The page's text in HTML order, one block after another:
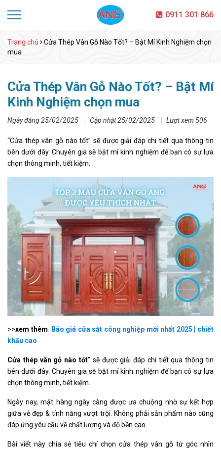
0911 301 866
Trang chủ
Cửa Thép Vân Gỗ Nào Tốt? – Bật Mí Kinh Nghiệm chọn
mua
Cửa Thép Vân Gỗ Nào Tốt? – Bật Mí
Kinh Nghiệm chọn mua
Ngày đăng 25/02/2025 Cập nhật 25/02/2025 Lượt xem 506
“Cửa thép vân gỗ nào tốt” sẽ được giải đáp chi tiết qua thông tin
bên dưới đây. Chuyên gia sẽ bật mí kinh nghiệm để bạn có sự lựa
chọn thông minh, tiết kiệm.
>>xem thêm
Báo giá cửa sắt công nghiệp mới nhất 2025 | chiết
khấu cao
Cửa thép vân gỗ nào tốt” sẽ được giải đáp chi tiết qua thông tin
bên dưới đây. Chuyên gia sẽ bật mí kinh nghiệm để bạn có sự lựa
chọn thông minh, tiết kiệm.
Ngày nay, mặt hàng ngày càng được ưa chuộng nhờ sự kết hợp
giữa vẻ đẹp & tính năng vượt trội. Không phải sản phẩm nào cũng
đáp ứng yêu cầu về chất lượng và độ bền cao.
Bài viết này chia sẻ tiêu chí chọn cửa thép vân gỗ từ góc nhìn